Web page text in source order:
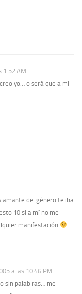
1:52 AM
yo… o será que a mi
amante del género te iba
10 si a mí no me
manifestación
a las 10:46 PM
sin palablras… me